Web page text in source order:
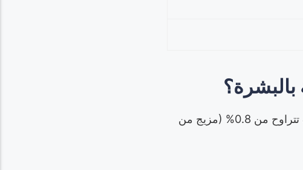
بالبشرة؟
البارابين عبارة عن إسترات حافظة تُضاف إلى منتجات العناية بالبشرة بتركيزات تتراوح من 0.8% (مزيج من